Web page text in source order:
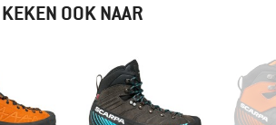
KEKEN OOK NAAR